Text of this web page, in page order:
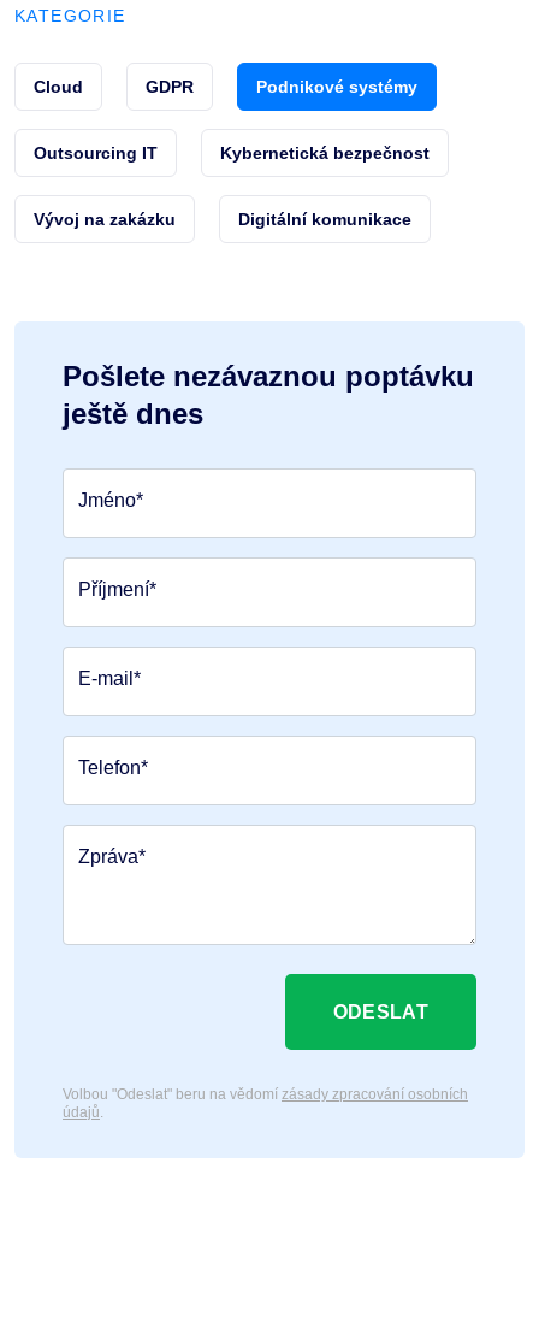
KATEGORIE
Cloud GDPR Podnikové systémy
Outsourcing IT Kybernetická bezpečnost
Vývoj na zakázku Digitální komunikace
Pošlete nezávaznou poptávku
ještě dnes
Jméno*
Příjmení*
E-mail*
Telefon*
Zpráva*
ODESLAT
Volbou "Odeslat" beru na vědomí zásady zpracování osobních
údajů.